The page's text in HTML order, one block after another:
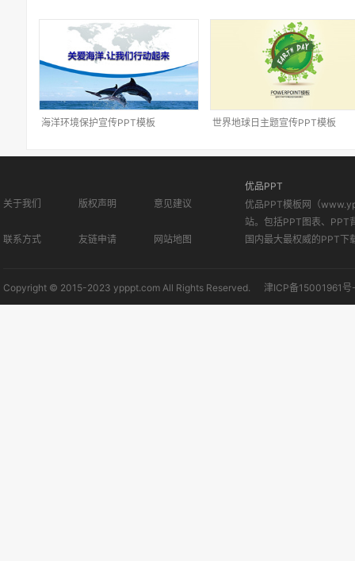
海洋环境保护宣传PPT模板 世界地球日主题宣传PPT模板
关于我们 版权声明 意见建议
联系方式 友链申请 网站地图
优品PPT
优品PPT模板网（
站。包括PPT图表、PPT
国内最大最权威的PPT下
Copyright © 2015-2023 ypppt.com All Rights Reserved. 津ICP备15001961号